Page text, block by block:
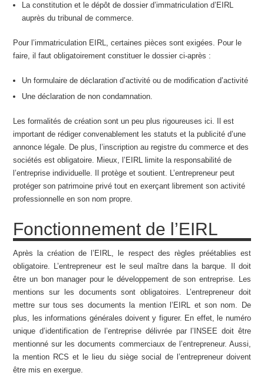
La constitution et le dépôt de dossier d’immatriculation d’EIRL
auprès du tribunal de commerce.
Pour l’immatriculation EIRL, certaines pièces sont exigées. Pour le
faire, il faut obligatoirement constituer le dossier ci-après :
Un formulaire de déclaration d’activité ou de modification d’activité
Une déclaration de non condamnation.
Les formalités de création sont un peu plus rigoureuses ici. Il est
important de rédiger convenablement les statuts et la publicité d’une
annonce légale. De plus, l’inscription au registre du commerce et des
sociétés est obligatoire. Mieux, l’EIRL limite la responsabilité de
l’entreprise individuelle. Il protège et soutient. L’entrepreneur peut
protéger son patrimoine privé tout en exerçant librement son activité
professionnelle en son nom propre.
Fonctionnement de l’EIRL
Après la création de l’EIRL, le respect des règles préétablies est
obligatoire. L’entrepreneur est le seul maître dans la barque. Il doit
être un bon manager pour le développement de son entreprise. Les
mentions sur les documents sont obligatoires. L’entrepreneur doit
mettre sur tous ses documents la mention l’EIRL et son nom. De
plus, les informations générales doivent y figurer. En effet, le numéro
unique d’identification de l’entreprise délivrée par l’INSEE doit être
mentionné sur les documents commerciaux de l’entrepreneur. Aussi,
la mention RCS et le lieu du siège social de l’entrepreneur doivent
être mis en exergue.